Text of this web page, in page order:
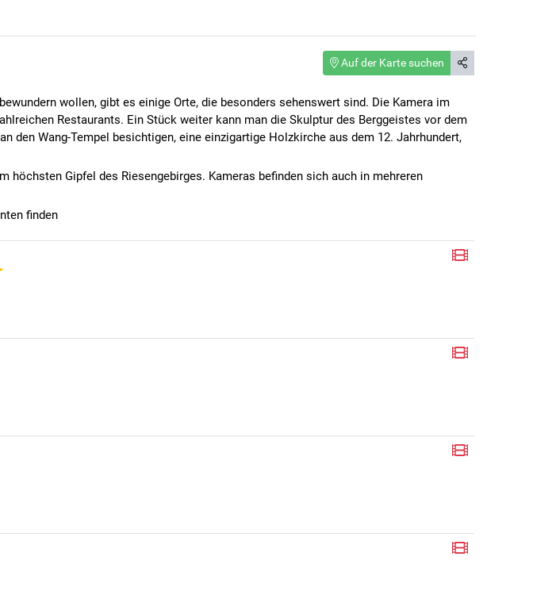
Auf der Karte suchen
wollen, gibt es einige Orte, die besonders sehenswert sind. Die Kamera im
Restaurants. Ein Stück weiter kann man die Skulptur des Berggeistes vor dem
den Wang-Tempel besichtigen, eine einzigartige Holzkirche aus dem 12. Jahrhundert,
höchsten Gipfel des Riesengebirges. Kameras befinden sich auch in mehreren
finden